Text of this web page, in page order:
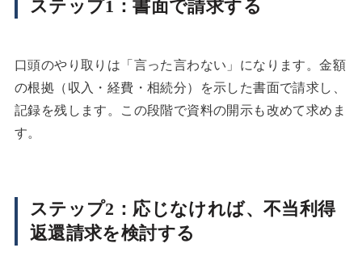
ステップ1：書面で請求する
口頭のやり取りは「言った言わない」になります。金額
の根拠（収入・経費・相続分）を示した書面で請求し、
記録を残します。この段階で資料の開示も改めて求めま
す。
ステップ2：応じなければ、不当利得
返還請求を検討する